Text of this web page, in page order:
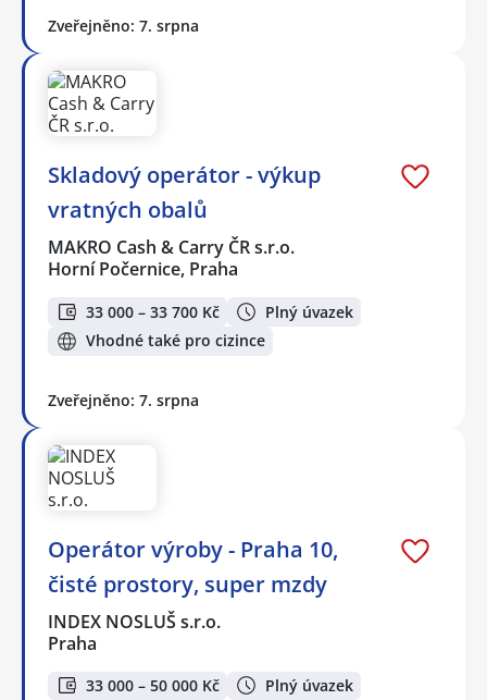
Zveřejněno: 7. srpna
Skladový operátor - výkup
vratných obalů
MAKRO Cash & Carry ČR s.r.o.
Horní Počernice, Praha
33 000 – 33 700 Kč
Plný úvazek
Vhodné také pro cizince
Zveřejněno: 7. srpna
Operátor výroby - Praha 10,
čisté prostory, super mzdy
INDEX NOSLUŠ s.r.o.
Praha
33 000 – 50 000 Kč Plný úvazek